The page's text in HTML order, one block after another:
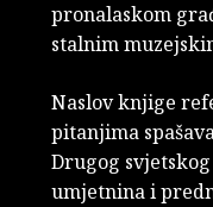
pronalaskom
stalnim
Naslov knjige
pitanjima
Drugog
umjetnina i